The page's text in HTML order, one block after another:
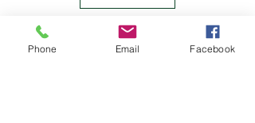
Morgane Vicq-Lambour -
Consultante en parentalité & Formatrice en
Phone Email Facebook